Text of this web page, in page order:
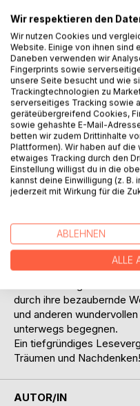
Titel bewerten
BESCHREIBUNG
Ben Hase, ein
Sonne scheint, lernt in
kennen. Zusammen
Abenteuer.
Sie gehen zu den Steinen
deren Äste so dick sind,
kann.
durch ihre bezaubernde
und anderen
unterwegs begegnen.
Ein tiefgründiges
Träumen und Nachdenken!
AUTOR/IN
Wir respektieren den
Wir nutzen Cookies und
Website. Einige von ihnen sind
Daneben verwenden wir
Fingerprints sowie
unsere Seite besucht und wie
Trackingtechnologien zu
serverseitiges Tracking sowie
geräteübergreifend Cookies,
sowie gehashte E-Mail-
betten wir zudem Drittinhalte
Plattformen). Wir haben auf
etwaiges Tracking durch den
Einstellung willigst du in die
kannst deine Einwilligung (z. B.
jederzeit mit Wirkung für die
ABLEHNEN
ALLE